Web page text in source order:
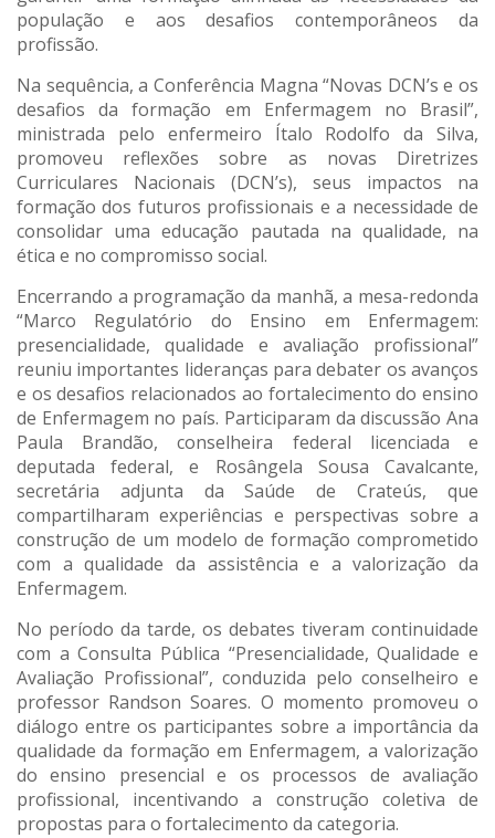
população e aos desafios contemporâneos da
profissão.
Na sequência, a Conferência Magna “Novas DCN’s e os
desafios da formação em Enfermagem no Brasil”,
ministrada pelo enfermeiro Ítalo Rodolfo da Silva,
promoveu reflexões sobre as novas Diretrizes
Curriculares Nacionais (DCN’s), seus impactos na
formação dos futuros profissionais e a necessidade de
consolidar uma educação pautada na qualidade, na
ética e no compromisso social.
Encerrando a programação da manhã, a mesa-redonda
“Marco Regulatório do Ensino em Enfermagem:
presencialidade, qualidade e avaliação profissional”
reuniu importantes lideranças para debater os avanços
e os desafios relacionados ao fortalecimento do ensino
de Enfermagem no país. Participaram da discussão Ana
Paula Brandão, conselheira federal licenciada e
deputada federal, e Rosângela Sousa Cavalcante,
secretária adjunta da Saúde de Crateús, que
compartilharam experiências e perspectivas sobre a
construção de um modelo de formação comprometido
com a qualidade da assistência e a valorização da
Enfermagem.
No período da tarde, os debates tiveram continuidade
com a Consulta Pública “Presencialidade, Qualidade e
Avaliação Profissional”, conduzida pelo conselheiro e
professor Randson Soares. O momento promoveu o
diálogo entre os participantes sobre a importância da
qualidade da formação em Enfermagem, a valorização
do ensino presencial e os processos de avaliação
profissional, incentivando a construção coletiva de
propostas para o fortalecimento da categoria.